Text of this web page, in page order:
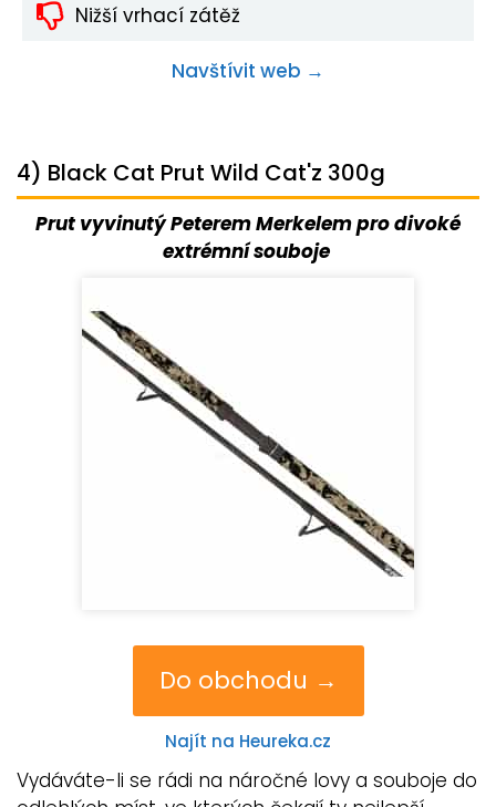
Nižší vrhací zátěž
Navštívit web →
4) Black Cat Prut Wild Cat'z 300g
Prut vyvinutý Peterem Merkelem pro divoké
extrémní souboje
Do obchodu →
Najít na Heureka.cz
Vydáváte-li se rádi na náročné lovy a souboje do